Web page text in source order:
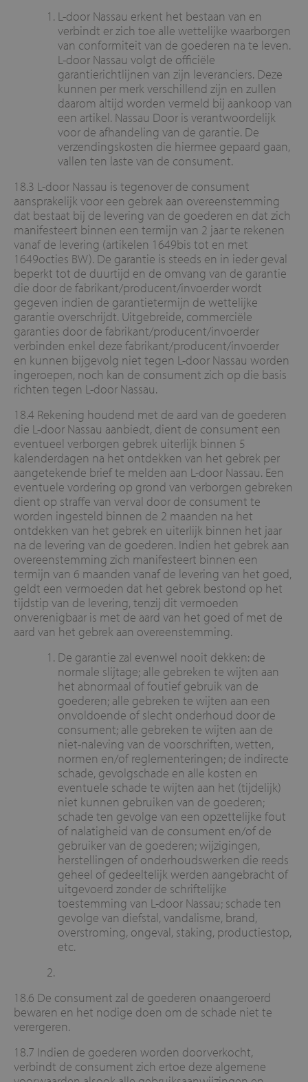
L-door Nassau erkent het bestaan van en
verbindt er zich toe alle wettelijke waarborgen
van conformiteit van de goederen na te leven.
L-door Nassau volgt de officiële
garantierichtlijnen van zijn leveranciers. Deze
kunnen per merk verschillend zijn en zullen
daarom altijd worden vermeld bij aankoop van
een artikel. Nassau Door is verantwoordelijk
voor de afhandeling van de garantie. De
verzendingskosten die hiermee gepaard gaan,
vallen ten laste van de consument.
18.3 L-door Nassau is tegenover de consument
aansprakelijk voor een gebrek aan overeenstemming
dat bestaat bij de levering van de goederen en dat zich
manifesteert binnen een termijn van 2 jaar te rekenen
vanaf de levering (artikelen 1649bis tot en met
1649octies BW). De garantie is steeds en in ieder geval
beperkt tot de duurtijd en de omvang van de garantie
die door de fabrikant/producent/invoerder wordt
gegeven indien de garantietermijn de wettelijke
garantie overschrijdt. Uitgebreide, commerciële
garanties door de fabrikant/producent/invoerder
verbinden enkel deze fabrikant/producent/invoerder
en kunnen bijgevolg niet tegen L-door Nassau worden
ingeroepen, noch kan de consument zich op die basis
richten tegen L-door Nassau.
18.4 Rekening houdend met de aard van de goederen
die L-door Nassau aanbiedt, dient de consument een
eventueel verborgen gebrek uiterlijk binnen 5
kalenderdagen na het ontdekken van het gebrek per
aangetekende brief te melden aan L-door Nassau. Een
eventuele vordering op grond van verborgen gebreken
dient op straffe van verval door de consument te
worden ingesteld binnen de 2 maanden na het
ontdekken van het gebrek en uiterlijk binnen het jaar
na de levering van de goederen. Indien het gebrek aan
overeenstemming zich manifesteert binnen een
termijn van 6 maanden vanaf de levering van het goed,
geldt een vermoeden dat het gebrek bestond op het
tijdstip van de levering, tenzij dit vermoeden
onverenigbaar is met de aard van het goed of met de
aard van het gebrek aan overeenstemming.
De garantie zal evenwel nooit dekken: de
normale slijtage; alle gebreken te wijten aan
het abnormaal of foutief gebruik van de
goederen; alle gebreken te wijten aan een
onvoldoende of slecht onderhoud door de
consument; alle gebreken te wijten aan de
niet-naleving van de voorschriften, wetten,
normen en/of reglementeringen; de indirecte
schade, gevolgschade en alle kosten en
eventuele schade te wijten aan het (tijdelijk)
niet kunnen gebruiken van de goederen;
schade ten gevolge van een opzettelijke fout
of nalatigheid van de consument en/of de
gebruiker van de goederen; wijzigingen,
herstellingen of onderhoudswerken die reeds
geheel of gedeeltelijk werden aangebracht of
uitgevoerd zonder de schriftelijke
toestemming van L-door Nassau; schade ten
gevolge van diefstal, vandalisme, brand,
overstroming, ongeval, staking, productiestop,
etc.
18.6 De consument zal de goederen onaangeroerd
bewaren en het nodige doen om de schade niet te
verergeren.
18.7 Indien de goederen worden doorverkocht,
verbindt de consument zich ertoe deze algemene